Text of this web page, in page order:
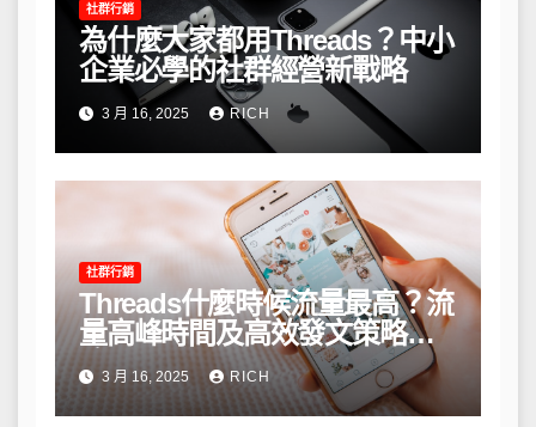
社群行銷
為什麼大家都用Threads？中小
企業必學的社群經營新戰略
3 月 16, 2025 RICH
社群行銷
Threads什麼時候流量最高？流
量高峰時間及高效發文策略攻
略3 月 16, 2025 RICH